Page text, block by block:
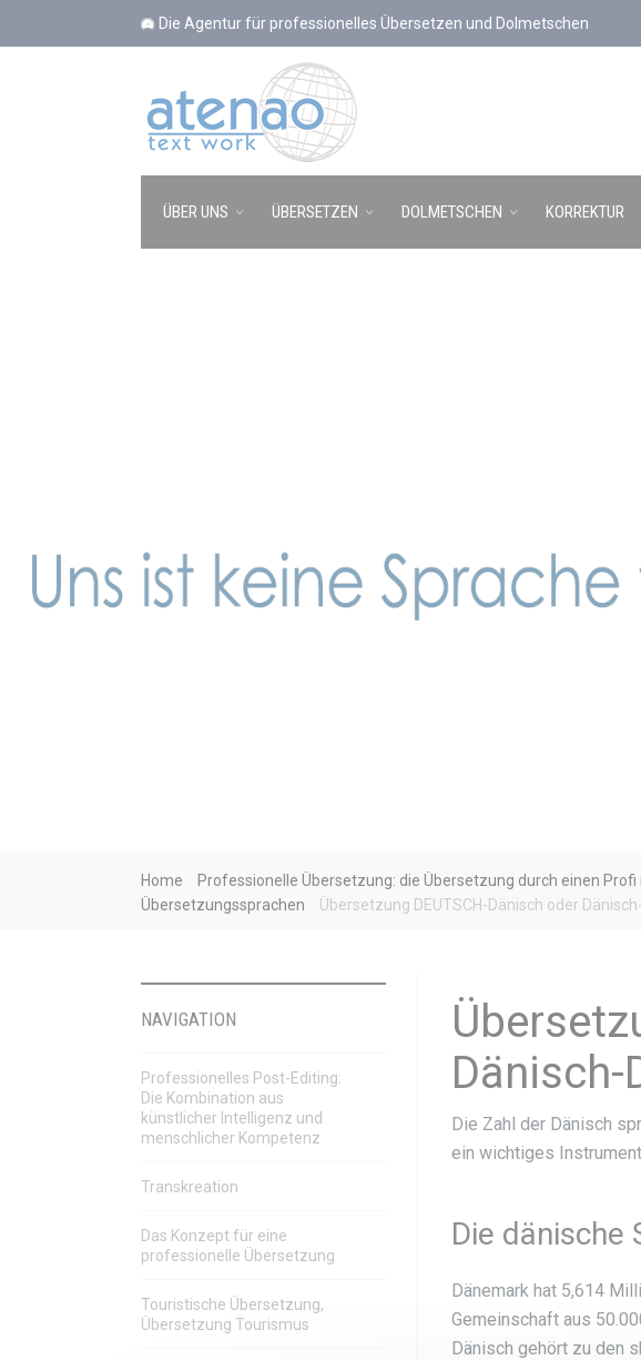
Die Agentur für professionelles Übersetzen und Dolmetschen
ÜBER UNS ÜBERSETZEN DOLMETSCHEN KORREKTUR
Home Professionelle Übersetzung: die Übersetzung durch einen
Übersetzungssprachen
Übersetzung DEUTSCH-Dänisch oder
Dänisch-
Die Zahl der Dänisch
ein wichtiges
Die dänische
Dänemark hat 5,614
Gemeinschaft aus
Dänisch gehört zu den
NAVIGATION
Professionelles Post-Editing:
Die Kombination aus
künstlicher Intelligenz und
menschlicher Kompetenz
Transkreation
Das Konzept für eine
professionelle Übersetzung
Touristische Übersetzung,
Übersetzung Tourismus
Cookie-Einstellungen